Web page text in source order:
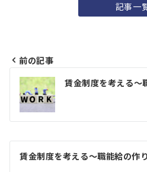
記事一
投
稿
ナ
ビ
ゲ
前の記事
賃金制度を考える
賃金制度を考える～職能給の作